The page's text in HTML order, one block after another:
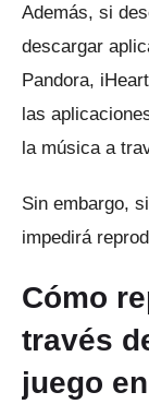
Además, si
descargar
Pandora,
las
la música a
Sin embargo,
impedirá
Cómo
través
juego